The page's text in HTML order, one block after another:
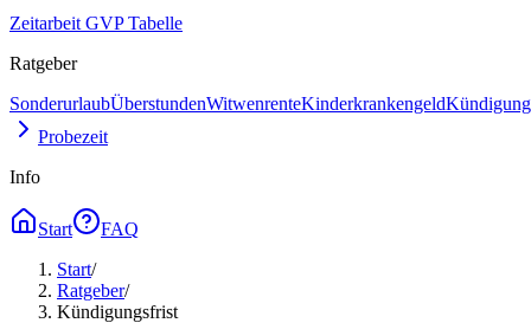
Zeitarbeit GVP Tabelle
Ratgeber
SonderurlaubÜberstundenWitwenrenteKinderkrankengeld
Probezeit
Info
Start
FAQ
Start/
Ratgeber/
Kündigungsfrist